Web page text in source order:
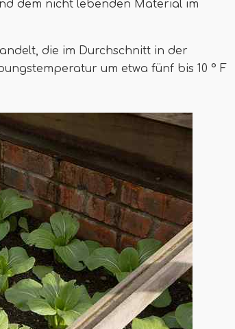
dem nicht lebenden Material im
die im Durchschnitt in der
um etwa fünf bis 10 ° F